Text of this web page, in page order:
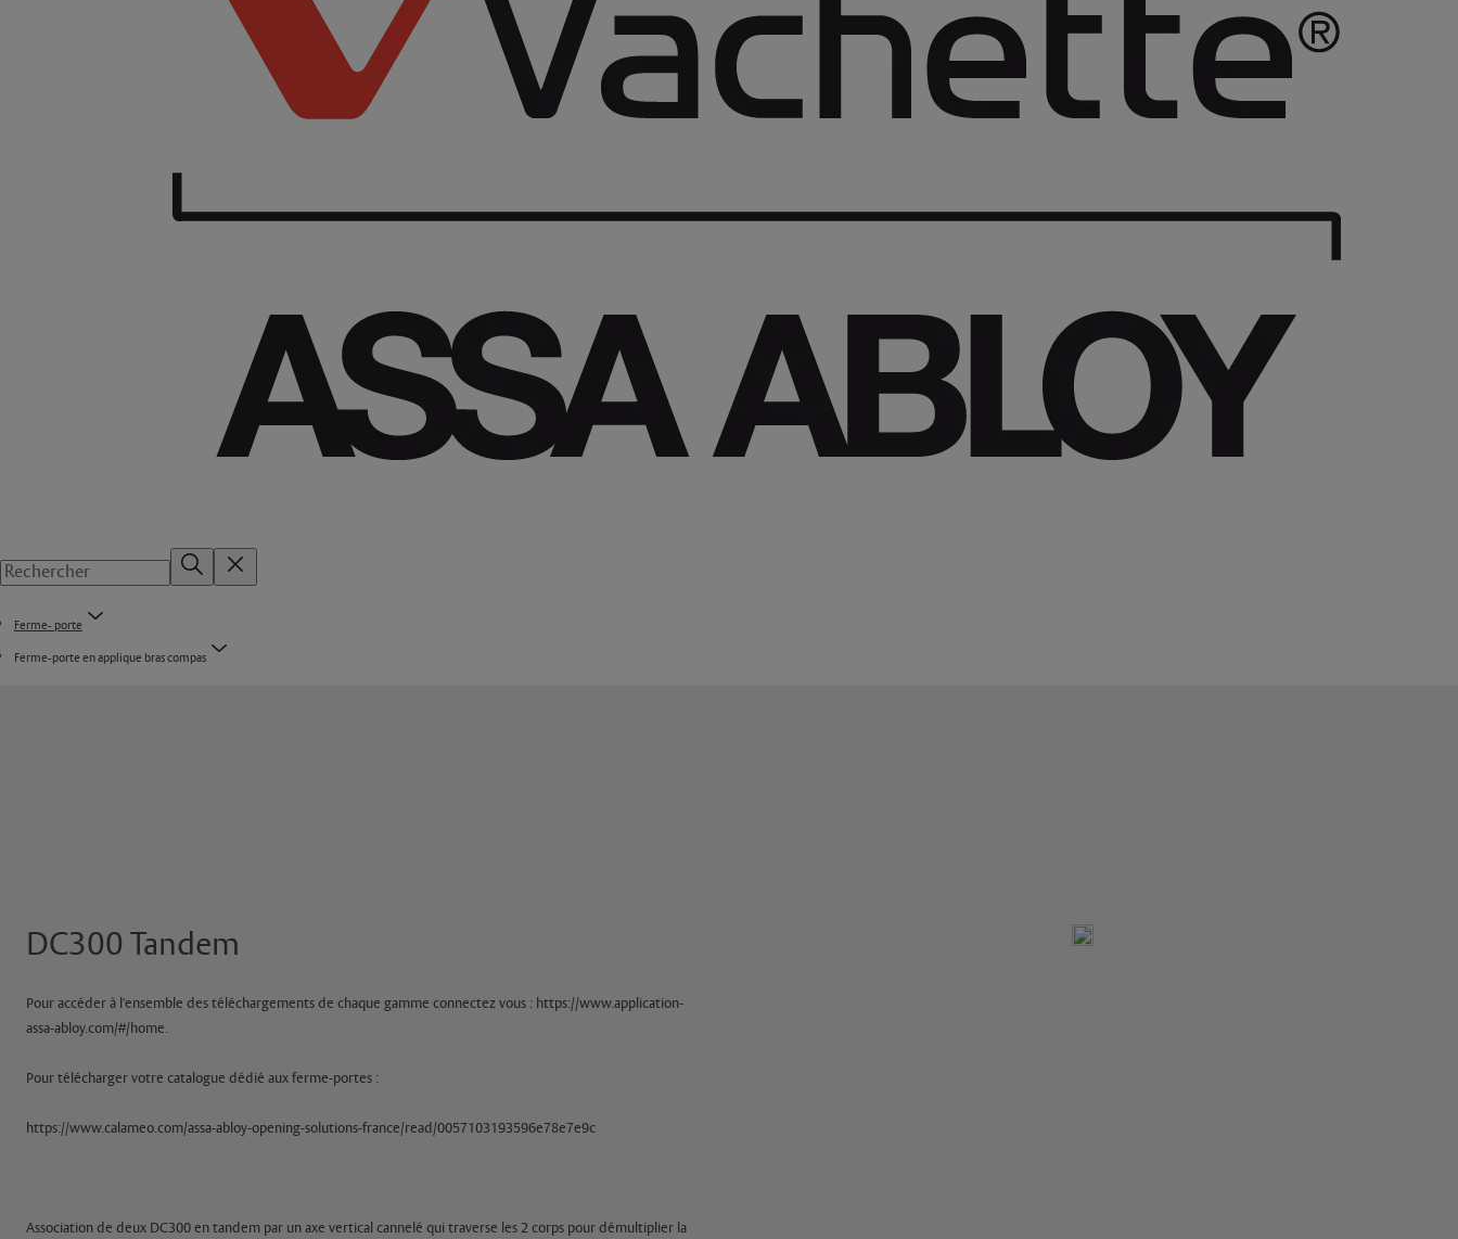
Ferme- porte
Ferme-porte en applique bras compas
DC300 Tandem
Pour accéder à l'ensemble des téléchargements de chaque gamme connectez vous : https://www.application-
assa-abloy.com/#/home.
Pour télécharger votre catalogue dédié aux ferme-portes :
https://www.calameo.com/assa-abloy-opening-solutions-france/read/0057103193596e78e7e9c
Association de deux DC300 en tandem par un axe vertical cannelé qui traverse les 2 corps pour démultiplier la